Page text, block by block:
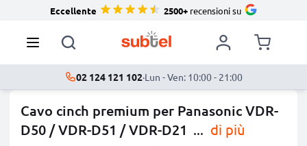
Eccellente 2500+recensioni su
02 124 121 102·Lun - Ven: 10:00 - 21:00
Cavo cinch premium per Panasonic VDR-
D50 / VDR-D51 / VDR-D21 ... di più